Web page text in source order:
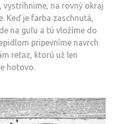
na rovný okraj
Keď je farba zaschnutá,
na guľu a tú vložíme do
pripevníme navrch
reťaz, ktorú už len
hotovo.